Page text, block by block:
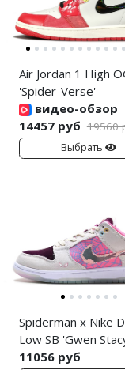
Air Jordan 1 High
'Spider-Verse'
видео-обзор
14457 руб 19560
Выбрать
Spiderman x Nike
Low SB 'Gwen
11056 руб